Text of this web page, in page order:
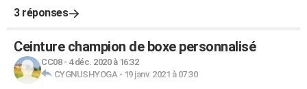
3 réponses
Ceinture champion de boxe personnalisé
CC08- 4 déc. 2020 à 16:32
CYGNUSHYOGA- 19 janv. 2021 à 07:30